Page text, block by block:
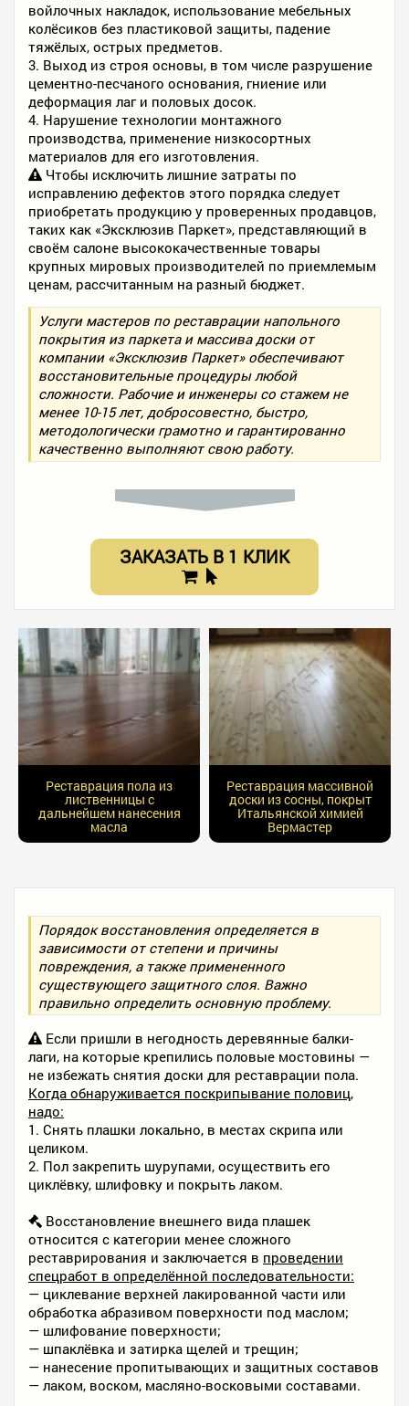
войлочных накладок, использование мебельных
колёсиков без пластиковой защиты, падение
тяжёлых, острых предметов.
3. Выход из строя основы, в том числе разрушение
цементно-песчаного основания, гниение или
деформация лаг и половых досок.
4. Нарушение технологии монтажного
производства, применение низкосортных
материалов для его изготовления.
Чтобы исключить лишние затраты по
исправлению дефектов этого порядка следует
приобретать продукцию у проверенных продавцов,
таких как «Эксклюзив Паркет», представляющий в
своём салоне высококачественные товары
крупных мировых производителей по приемлемым
ценам, рассчитанным на разный бюджет.
Услуги мастеров по реставрации напольного
покрытия из паркета и массива доски от
компании «Эксклюзив Паркет» обеспечивают
восстановительные процедуры любой
сложности. Рабочие и инженеры со стажем не
менее 10-15 лет, добросовестно, быстро,
методологически грамотно и гарантированно
качественно выполняют свою работу.
ЗАКАЗАТЬ В 1 КЛИК
Реставрация пола из
лиственницы с
дальнейшем нанесения
масла
Реставрация массивной
доски из сосны, покрыт
Итальянской химией
Вермастер
Порядок восстановления определяется в
зависимости от степени и причины
повреждения, а также примененного
существующего защитного слоя. Важно
правильно определить основную проблему.
Если пришли в негодность деревянные балки-
лаги, на которые крепились половые мостовины —
не избежать снятия доски для реставрации пола.
Когда обнаруживается поскрипывание половиц,
надо:
1. Снять плашки локально, в местах скрипа или
целиком.
2. Пол закрепить шурупами, осуществить его
циклёвку, шлифовку и покрыть лаком.
Восстановление внешнего вида плашек
относится с категории менее сложного
реставрирования и заключается в проведении
спецработ в определённой последовательности:
— циклевание верхней лакированной части или
обработка абразивом поверхности под маслом;
— шлифование поверхности;
— шпаклёвка и затирка щелей и трещин;
— нанесение пропитывающих и защитных составов
— лаком, воском, масляно-восковыми составами.